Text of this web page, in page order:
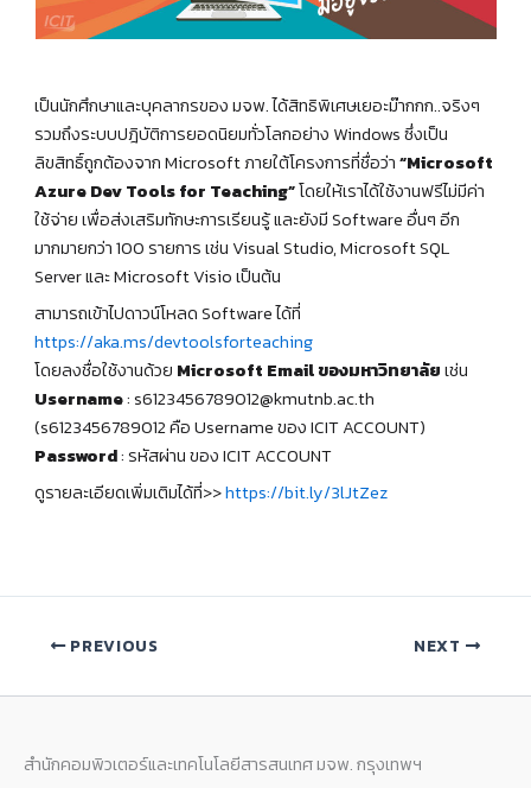
เป็นนักศึกษาและบุคลากรของ มจพ. ได้สิทธิพิเศษเยอะม๊ากกก..จริงๆ
รวมถึงระบบปฎิบัติการยอดนิยมทั่วโลกอย่าง Windows ซึ่งเป็น
ลิขสิทธิ์ถูกต้องจาก Microsoft ภายใต้โครงการที่ชื่อว่า“Microsoft
Azure Dev Tools for Teaching”โดยให้เราได้ใช้งานฟรีไม่มีค่า
ใช้จ่าย เพื่อส่งเสริมทักษะการเรียนรู้ และยังมี Software อื่นๆ อีก
มากมายกว่า 100 รายการ เช่น Visual Studio, Microsoft SQL
Server และ Microsoft Visio เป็นต้น
สามารถเข้าไปดาวน์โหลด Software ได้ที่
https://aka.ms/devtoolsforteaching
โดยลงชื่อใช้งานด้วย Microsoft Emailของมหาวิทยาลัยเช่น
Username: s6123456789012@kmutnb.ac.th
(s6123456789012 คือ Username ของ ICIT ACCOUNT)
Password: รหัสผ่าน ของ ICIT ACCOUNT
ดูรายละเอียดเพิ่มเติมได้ที่>>https://bit.ly/3lJtZez
PREVIOUS NEXT
สำนักคอมพิวเตอร์และเทคโนโลยีสารสนเทศ มจพ. กรุงเทพฯ